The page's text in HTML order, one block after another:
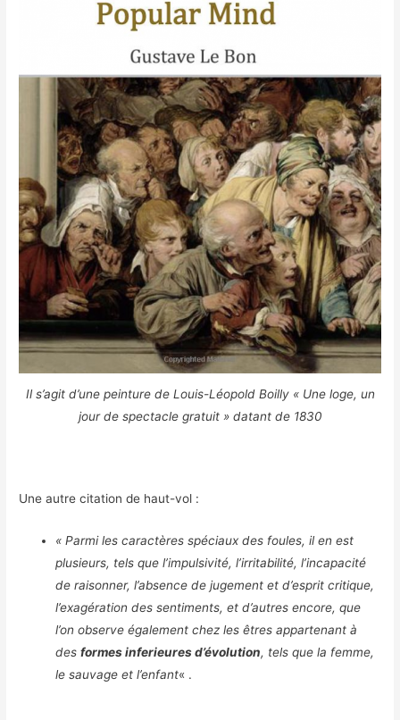
Il s’agit d’une peinture de Louis-Léopold Boilly « Une loge, un
jour de spectacle gratuit » datant de 1830
Une autre citation de haut-vol :
« Parmi les caractères spéciaux des foules, il en est
plusieurs, tels que l’impulsivité, l’irritabilité, l’incapacité
de raisonner, l’absence de jugement et d’esprit critique,
l’exagération des sentiments, et d’autres encore, que
l’on observe également chez les êtres appartenant à
desformes inferieures d’évolution, tels que la femme,
le sauvage et l’enfant« .